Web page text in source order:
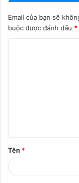
Email của bạn sẽ
buộc được đánh dấu *
ậ
n
Tên *